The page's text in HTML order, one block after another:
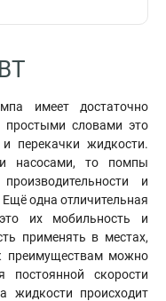
имеет достаточно
простыми словами это
перекачки жидкости.
насосами, то помпы
и
одна отличительная
их мобильность и
применять в местах,
преимуществам можно
постоянной скорости
жидкости происходит